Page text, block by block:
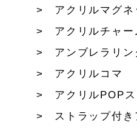
アクリルマグネ
アクリルチャー
アンブレラリン
アクリルコマ
アクリルPOPス
ストラップ付